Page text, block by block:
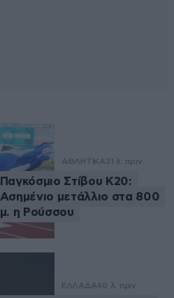
ΑΘΛΗΤΙΚΑ31 λ. πριν
Παγκόσμιο Στίβου Κ20:
Ασημένιο μετάλλιο στα 800
μ. η Ρούσσου
ΕΛΛΑΔΑ40 λ. πριν